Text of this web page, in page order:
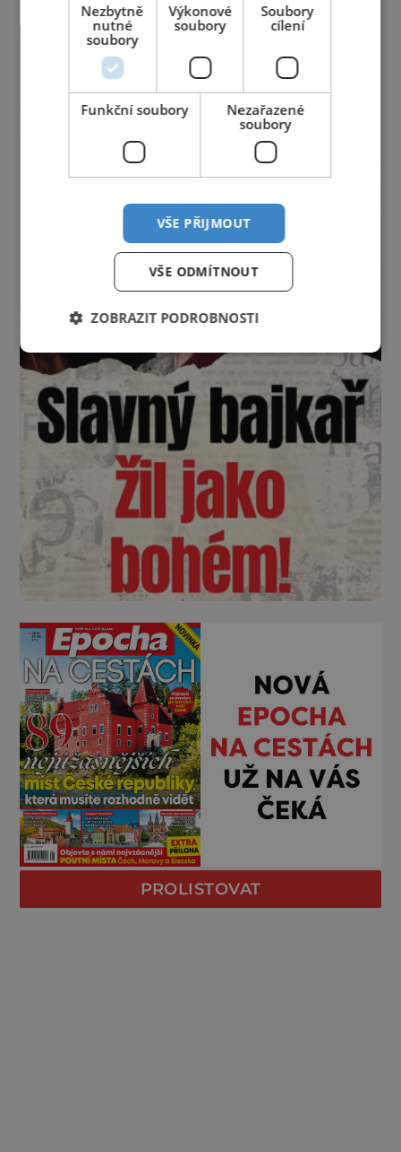
PROLISTOVAT
Nezbytně
nutné
soubory
Výkonové
soubory
Soubory
cílení
Funkční soubory
Nezařazené
soubory
VŠE PŘIJMOUT
VŠE ODMÍTNOUT
ZOBRAZIT PODROBNOSTI